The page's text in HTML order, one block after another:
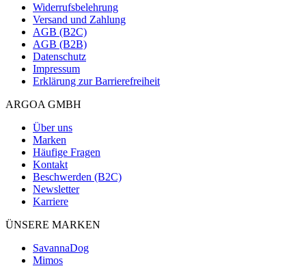
Widerrufsbelehrung
Versand und Zahlung
AGB (B2C)
AGB (B2B)
Datenschutz
Impressum
Erklärung zur Barrierefreiheit
ARGOA GMBH
Über uns
Marken
Häufige Fragen
Kontakt
Beschwerden (B2C)
Newsletter
Karriere
ÜNSERE MARKEN
SavannaDog
Mimos